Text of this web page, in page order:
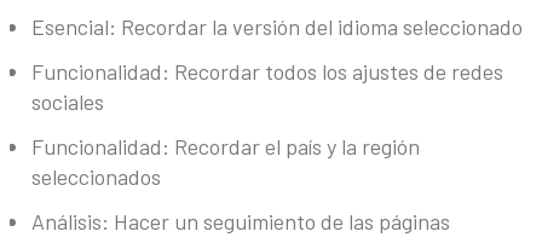
Esencial: Recordar la versión del idioma seleccionado
Funcionalidad: Recordar todos los ajustes de redes
sociales
Funcionalidad: Recordar el país y la región
seleccionados
Análisis: Hacer un seguimiento de las páginas